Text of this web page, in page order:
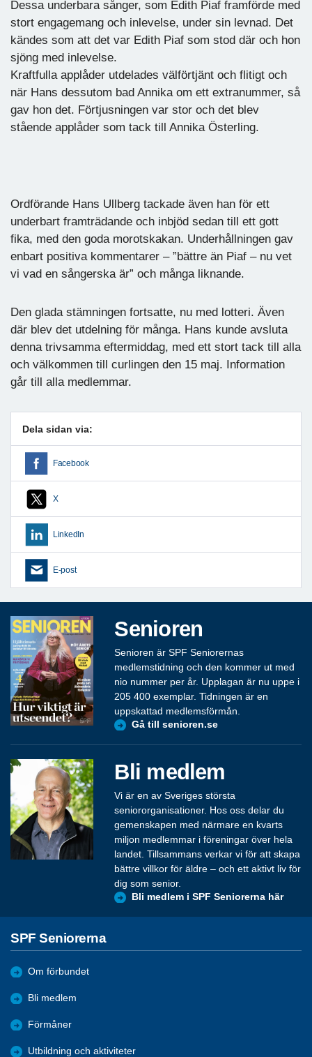
Dessa underbara sånger, som Edith Piaf framförde med
stort engagemang och inlevelse, under sin levnad. Det
kändes som att det var Edith Piaf som stod där och hon
sjöng med inlevelse.
Kraftfulla applåder utdelades välförtjänt och flitigt och
när Hans dessutom bad Annika om ett extranummer, så
gav hon det. Förtjusningen var stor och det blev
stående applåder som tack till Annika Österling.
Ordförande Hans Ullberg tackade även han för ett
underbart framträdande och inbjöd sedan till ett gott
fika, med den goda morotskakan. Underhållningen gav
enbart positiva kommentarer – ”bättre än Piaf – nu vet
vi vad en sångerska är” och många liknande.
Den glada stämningen fortsatte, nu med lotteri. Även
där blev det utdelning för många. Hans kunde avsluta
denna trivsamma eftermiddag, med ett stort tack till alla
och välkommen till curlingen den 15 maj. Information
går till alla medlemmar.
Dela sidan via:
Facebook
X
LinkedIn
E-post
Senioren
Senioren är SPF Seniorernas
medlemstidning och den kommer ut med
nio nummer per år. Upplagan är nu uppe i
205 400 exemplar. Tidningen är en
uppskattad medlemsförmån.
Gå till senioren.se
Bli medlem
Vi är en av Sveriges största
seniororganisationer. Hos oss delar du
gemenskapen med närmare en kvarts
miljon medlemmar i föreningar över hela
landet. Tillsammans verkar vi för att skapa
bättre villkor för äldre – och ett aktivt liv för
dig som senior.
Bli medlem i SPF Seniorerna här
SPF Seniorerna
Om förbundet
Bli medlem
Förmåner
Utbildning och aktiviteter